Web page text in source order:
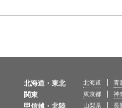
北海道・東北 北海道 青
関東 東京都 神
甲信越・北陸 山梨県 長